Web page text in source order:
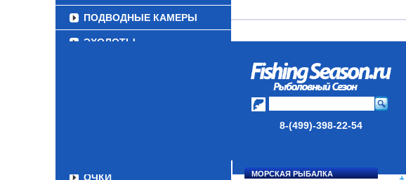
ПОДВОДНЫЕ КАМЕРЫ
ЭХОЛОТЫ
ОЧКИ
8-(499)-398-22-54
МОРСКАЯ РЫБАЛКА